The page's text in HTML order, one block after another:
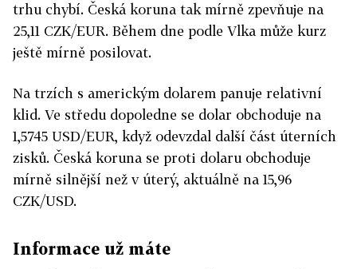
trhu chybí. Česká koruna tak mírně zpevňuje na
25,11 CZK/EUR. Během dne podle Vlka může kurz
ještě mírně posilovat.
Na trzích s americkým dolarem panuje relativní
klid. Ve středu dopoledne se dolar obchoduje na
1,5745 USD/EUR, když odevzdal další část úterních
zisků. Česká koruna se proti dolaru obchoduje
mírně silnější než v úterý, aktuálně na 15,96
CZK/USD.
Informace už máte